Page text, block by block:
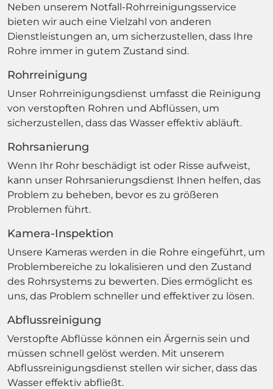
Neben unserem Notfall-Rohrreinigungsservice
bieten wir auch eine Vielzahl von anderen
Dienstleistungen an, um sicherzustellen, dass Ihre
Rohre immer in gutem Zustand sind.
Rohrreinigung
Unser Rohrreinigungsdienst umfasst die Reinigung
von verstopften Rohren und Abflüssen, um
sicherzustellen, dass das Wasser effektiv abläuft.
Rohrsanierung
Wenn Ihr Rohr beschädigt ist oder Risse aufweist,
kann unser Rohrsanierungsdienst Ihnen helfen, das
Problem zu beheben, bevor es zu größeren
Problemen führt.
Kamera-Inspektion
Unsere Kameras werden in die Rohre eingeführt, um
Problembereiche zu lokalisieren und den Zustand
des Rohrsystems zu bewerten. Dies ermöglicht es
uns, das Problem schneller und effektiver zu lösen.
Abflussreinigung
Verstopfte Abflüsse können ein Ärgernis sein und
müssen schnell gelöst werden. Mit unserem
Abflussreinigungsdienst stellen wir sicher, dass das
Wasser effektiv abfließt.